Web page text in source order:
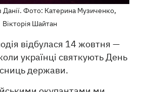
Данії. Фото: Катерина Музиченко,
Вікторія Шайтан
відбулася 14 жовтня —
українці святкують День
держави.